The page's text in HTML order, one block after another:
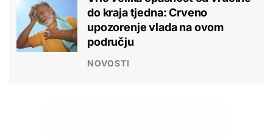
do kraja tjedna: Crveno
upozorenje vlada na ovom
području
NOVOSTI